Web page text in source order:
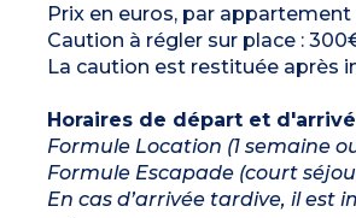
Prix en euros, par appartement
Caution à régler sur place :
La caution est restituée après
Horaires de départ et
Formule Location (1 semaine
Formule Escapade (court
En cas d’arrivée tardive, il est